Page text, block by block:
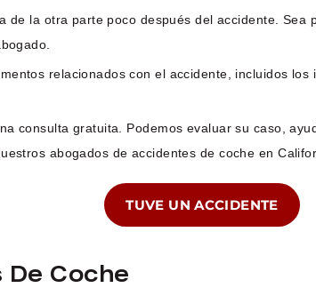
de la otra parte poco después del accidente.
relacionados con el accidente, incluidos
consulta gratuita. Podemos evaluar su caso,
abogados de accidentes de coche en
TUVE UN ACCIDENTE
Coche